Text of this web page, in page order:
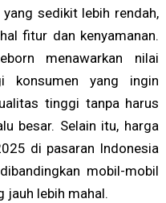
sedikit lebih rendah,
fitur dan kenyamanan.
menawarkan nilai
konsumen yang ingin
tinggi tanpa harus
besar. Selain itu, harga
di pasaran Indonesia
mobil-mobil
jauh lebih mahal.